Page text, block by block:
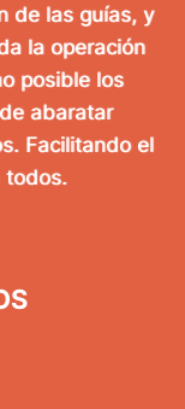
de las guías, y
la operación
posible los
abaratar
Facilitando el
todos.